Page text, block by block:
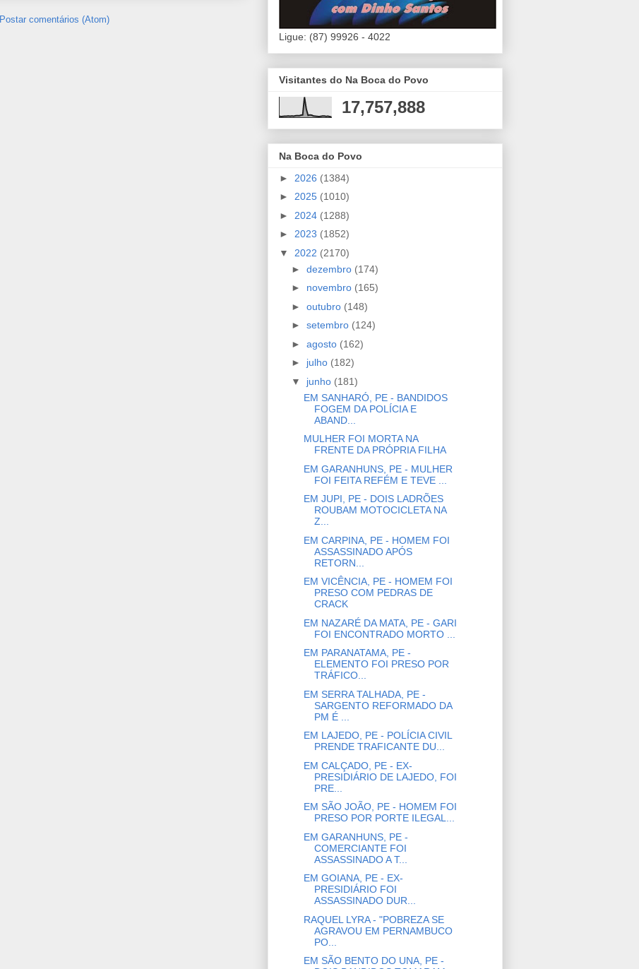
Postar comentários (Atom)
Ligue: (87) 99926 - 4022
Visitantes do Na Boca do Povo
17,757,888
Na Boca do Povo
► 2026 (1384)
► 2025 (1010)
► 2024 (1288)
► 2023 (1852)
▼ 2022 (2170)
► dezembro (174)
► novembro (165)
► outubro (148)
► setembro (124)
► agosto (162)
► julho (182)
▼ junho (181)
EM SANHARÓ, PE - BANDIDOS
FOGEM DA POLÍCIA E
ABAND...
MULHER FOI MORTA NA
FRENTE DA PRÓPRIA FILHA
EM GARANHUNS, PE - MULHER
FOI FEITA REFÉM E TEVE ...
EM JUPI, PE - DOIS LADRÕES
ROUBAM MOTOCICLETA NA
Z...
EM CARPINA, PE - HOMEM FOI
ASSASSINADO APÓS
RETORN...
EM VICÊNCIA, PE - HOMEM FOI
PRESO COM PEDRAS DE
CRACK
EM NAZARÉ DA MATA, PE - GARI
FOI ENCONTRADO MORTO ...
EM PARANATAMA, PE -
ELEMENTO FOI PRESO POR
TRÁFICO...
EM SERRA TALHADA, PE -
SARGENTO REFORMADO DA
PM É ...
EM LAJEDO, PE - POLÍCIA CIVIL
PRENDE TRAFICANTE DU...
EM CALÇADO, PE - EX-
PRESIDIÁRIO DE LAJEDO, FOI
PRE...
EM SÃO JOÃO, PE - HOMEM FOI
PRESO POR PORTE ILEGAL...
EM GARANHUNS, PE -
COMERCIANTE FOI
ASSASSINADO A T...
EM GOIANA, PE - EX-
PRESIDIÁRIO FOI
ASSASSINADO DUR...
RAQUEL LYRA - "POBREZA SE
AGRAVOU EM PERNAMBUCO
PO...
EM SÃO BENTO DO UNA, PE -